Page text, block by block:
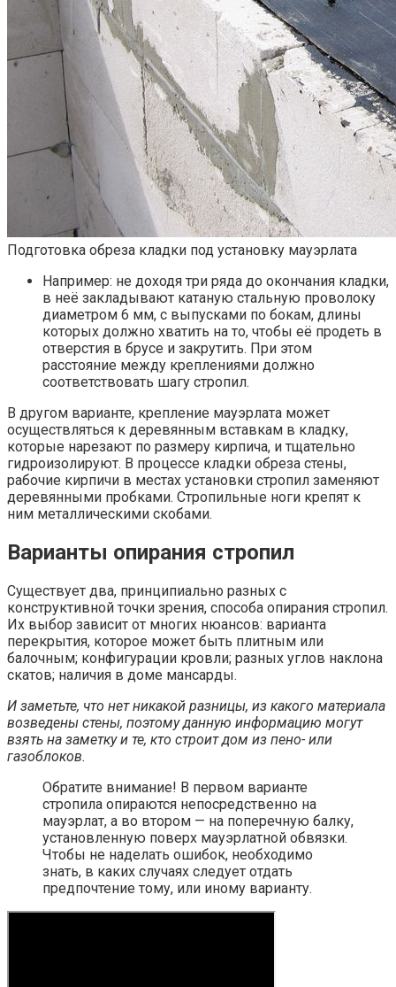
Подготовка обреза кладки под установку мауэрлата
Например: не доходя три ряда до окончания кладки,
в неё закладывают катаную стальную проволоку
диаметром 6 мм, с выпусками по бокам, длины
которых должно хватить на то, чтобы её продеть в
отверстия в брусе и закрутить. При этом
расстояние между креплениями должно
соответствовать шагу стропил.
В другом варианте, крепление мауэрлата может
осуществляться к деревянным вставкам в кладку,
которые нарезают по размеру кирпича, и тщательно
гидроизолируют. В процессе кладки обреза стены,
рабочие кирпичи в местах установки стропил заменяют
деревянными пробками. Стропильные ноги крепят к
ним металлическими скобами.
Варианты опирания стропил
Существует два, принципиально разных с
конструктивной точки зрения, способа опирания стропил.
Их выбор зависит от многих нюансов: варианта
перекрытия, которое может быть плитным или
балочным; конфигурации кровли; разных углов наклона
скатов; наличия в доме мансарды.
И заметьте, что нет никакой разницы, из какого материала
возведены стены, поэтому данную информацию могут
взять на заметку и те, кто строит дом из пено- или
газоблоков.
Обратите внимание! В первом варианте
стропила опираются непосредственно на
мауэрлат, а во втором — на поперечную балку,
установленную поверх мауэрлатной обвязки.
Чтобы не наделать ошибок, необходимо
знать, в каких случаях следует отдать
предпочтение тому, или иному варианту.